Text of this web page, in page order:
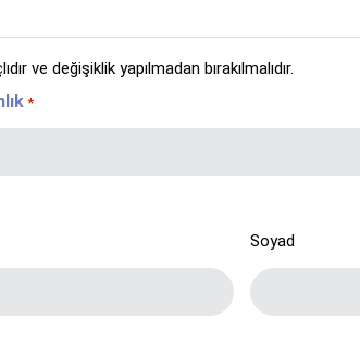
ve değişiklik yapılmadan bırakılmalıdır.
*
Soyad